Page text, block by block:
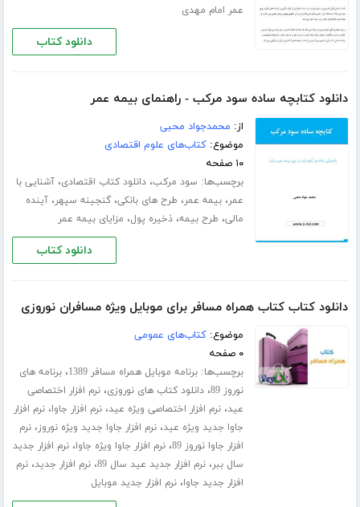
عمر امام مهدی
دانلود کتاب
دانلود کتابچه ساده سود مرکب - راهنمای بیمه عمر
از: محمدجواد محبی
موضوع:کتاب‌های علوم اقتصادی
۱۰ صفحه
برچسب‌ها: سود مرکب،دانلود کتاب اقتصادی،آشنایی با
عمر،بیمه عمر، طرح های بانکی،گنجینه سپهر،آینده
مالی، طرح بیمه،ذخیره پول، مزایای بیمه عمر
دانلود کتاب
دانلود کتاب کتاب همراه مسافر برای موبایل ویژه مسافران نوروزی
موضوع:کتاب‌های عمومی
۰ صفحه
برچسب‌ها:برنامه موبایل همراه مسافر 1389 ،برنامه های
نوروز 89
،دانلود کتاب های نوروزی،نرم افزار اختصاصی
عید،نرم افزار اختصاصی ویژه عید،نرم افزار جاوا،نرم افزار
جاوا جدید ویژه عید،نرم افزار جاوا جدید ویژه نوروز،نرم
افزار جاوا نوروز 89
،نرم افزار جاوا ویژه جاوا،نرم افزار جدید
سال ببر،نرم افزار جدید عید سال 89 ،نرم افزار جدید،نرم
افزار جدید جاوا،نرم افزار جدید موبایل